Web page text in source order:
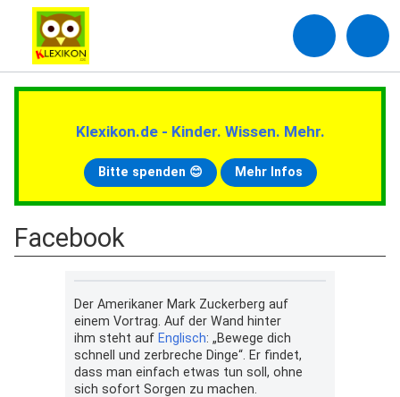
Klexikon.de - Kinder. Wissen. Mehr.
Bitte spenden 😊 Mehr Infos
Facebook
Der Amerikaner Mark Zuckerberg auf
einem Vortrag. Auf der Wand hinter
ihm steht auf Englisch: „Bewege dich
schnell und zerbreche Dinge“. Er findet,
dass man einfach etwas tun soll, ohne
sich sofort Sorgen zu machen.